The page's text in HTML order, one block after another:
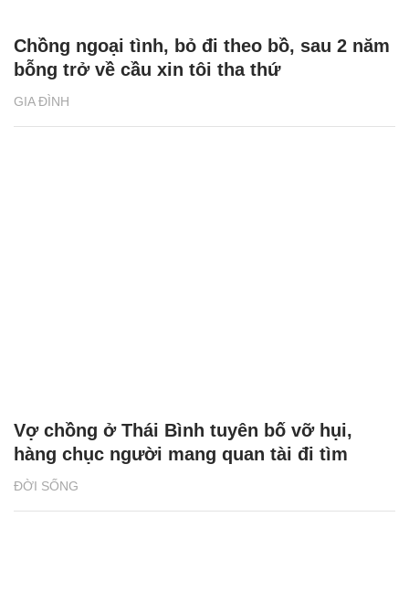
GIA ĐÌNH
Chồng ngoại tình, bỏ đi theo bồ, sau 2 năm
bỗng trở về cầu xin tôi tha thứ
ĐỜI SỐNG
Vợ chồng ở Thái Bình tuyên bố vỡ hụi,
hàng chục người mang quan tài đi tìm